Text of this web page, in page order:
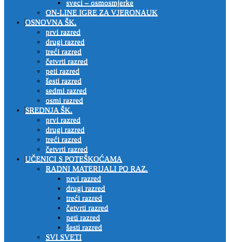
sveci – osmosmjerke
ON-LINE IGRE ZA VJERONAUK
OSNOVNA ŠK.
prvi razred
drugi razred
treći razred
četvrti razred
peti razred
šesti razred
sedmi razred
osmi razred
SREDNJA ŠK.
prvi razred
drugi razred
treći razred
četvrti razred
UČENICI S POTEŠKOĆAMA
RADNI MATERIJALI PO RAZ.
prvi razred
drugi razred
treći razred
četvrti razred
peti razred
šesti razred
SVI SVETI